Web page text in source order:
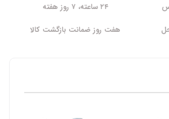
۲۴ ساعته، ۷ روز هفته
هفت روز ضمانت بازگشت کالا